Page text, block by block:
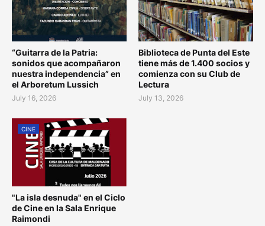
“Guitarra de la Patria:
sonidos que acompañaron
nuestra independencia” en
el Arboretum Lussich
July 16, 2026
Biblioteca de Punta del Este
tiene más de 1.400 socios y
comienza con su Club de
Lectura
July 13, 2026
CINE
"La isla desnuda" en el Ciclo
de Cine en la Sala Enrique
Raimondi